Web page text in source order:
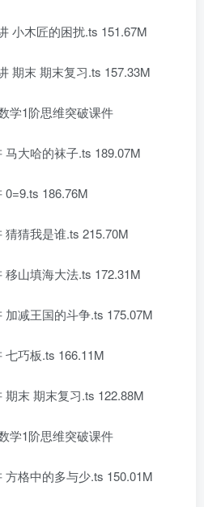
木匠的困扰.ts 151.67M
末 期末复习.ts 157.33M
1阶思维突破课件
哈的袜子.ts 189.07M
186.76M
我是谁.ts 215.70M
填海大法.ts 172.31M
王国的斗争.ts 175.07M
巧板.ts 166.11M
期末复习.ts 122.88M
1阶思维突破课件
中的多与少.ts 150.01M